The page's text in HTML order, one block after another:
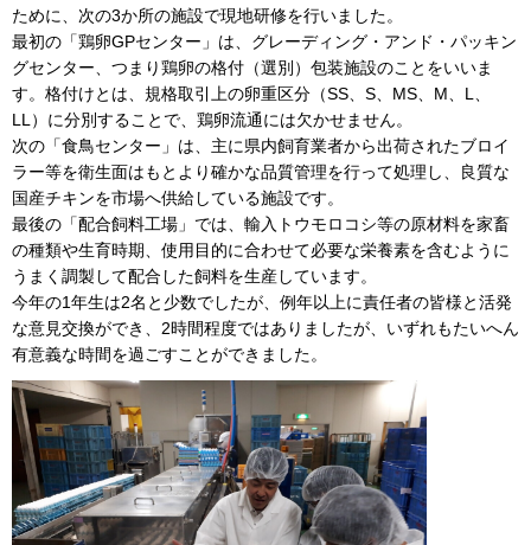
ために、次の3か所の施設で現地研修を行いました。
最初の「鶏卵GPセンター」は、グレーディング・アンド・パッキン
グセンター、つまり鶏卵の格付（選別）包装施設のことをいいま
す。格付けとは、規格取引上の卵重区分（SS、S、MS、M、L、
LL）に分別することで、鶏卵流通には欠かせません。
次の「食鳥センター」は、主に県内飼育業者から出荷されたブロイ
ラー等を衛生面はもとより確かな品質管理を行って処理し、良質な
国産チキンを市場へ供給している施設です。
最後の「配合飼料工場」では、輸入トウモロコシ等の原材料を家畜
の種類や生育時期、使用目的に合わせて必要な栄養素を含むように
うまく調製して配合した飼料を生産しています。
今年の1年生は2名と少数でしたが、例年以上に責任者の皆様と活発
な意見交換ができ、2時間程度ではありましたが、いずれもたいへん
有意義な時間を過ごすことができました。